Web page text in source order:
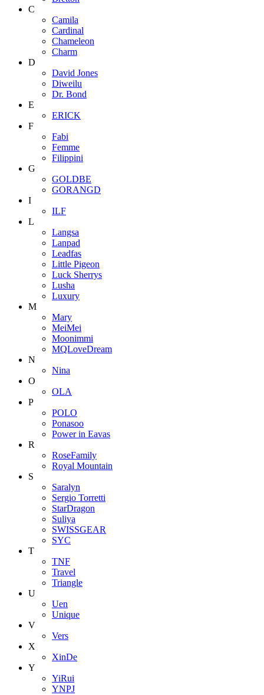
C
Camila
Cardinal
Chameleon
Charm
D
David Jones
Diweilu
Dr. Bond
E
ERICK
F
Fabi
Femme
Filippini
G
GOLDBE
GORANGD
I
ILF
L
Langsa
Lanpad
Leadfas
Little Pigeon
Luck Sherrys
Lusha
Luxury
M
Mary
MeiMei
Moonimmi
MQLoveDream
N
Nina
O
OLA
P
POLO
Ponasoo
Power in Eavas
R
RoseFamily
Royal Mountain
S
Saralyn
Sergio Torretti
StarDragon
Suliya
SWISSGEAR
SYC
T
TNF
Travel
Triangle
U
Uen
Unique
V
Vers
X
XinDe
Y
YiRui
YNPJ